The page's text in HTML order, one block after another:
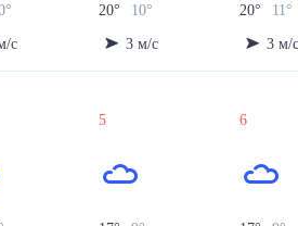
°
с
20° 10°
3 м/с
20° 11°
3 м/
5 6